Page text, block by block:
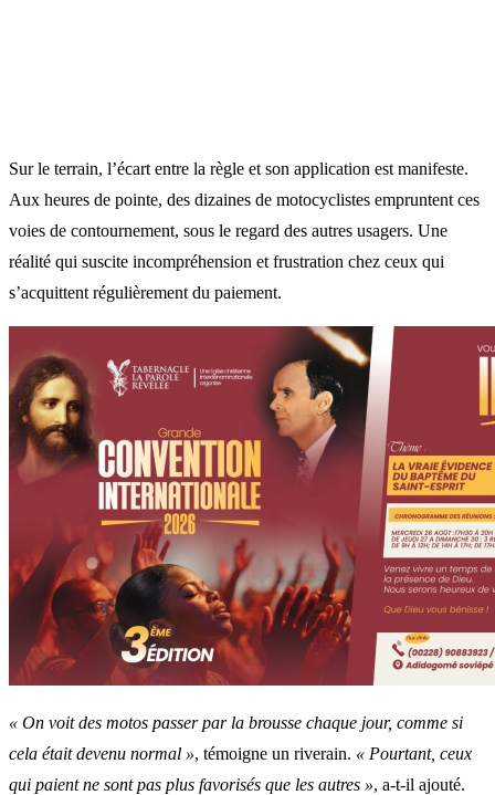
Sur le terrain, l’écart entre la règle et son application est manifeste.
Aux heures de pointe, des dizaines de motocyclistes empruntent ces
voies de contournement, sous le regard des autres usagers. Une
réalité qui suscite incompréhension et frustration chez ceux qui
s’acquittent régulièrement du paiement.
« On voit des motos passer par la brousse chaque jour, comme si
cela était devenu normal », témoigne un riverain. « Pourtant, ceux
qui paient ne sont pas plus favorisés que les autres », a-t-il ajouté.